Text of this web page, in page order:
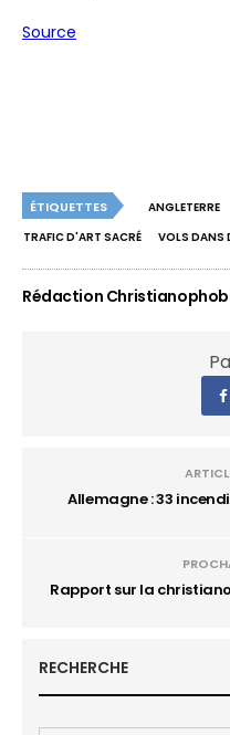
Source
ÉTIQUETTES ANGLETERRE
TRAFIC D'ART SACRÉ
VOLS DANS
Rédaction
Allemagne : 33
Rapport sur la
RECHERCHE